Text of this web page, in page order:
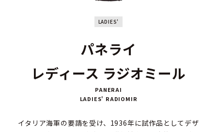
LADIES'
パネライ
レディース ラジオミール
PANERAI
LADIES' RADIOMIR
イタリア海軍の要請を受け、1936年に試作品としてデザ